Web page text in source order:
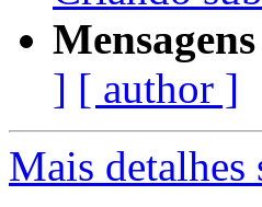
] [ author ]
Mais detalhes